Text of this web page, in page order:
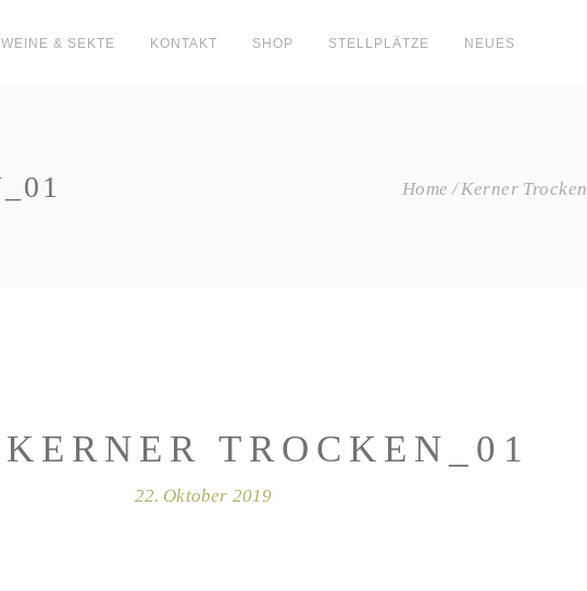
WEINE & SEKTE KONTAKT SHOP STELLPLÄTZE NEUES
Home Kerner Trocken
TROCKEN_01
22. Oktober 2019